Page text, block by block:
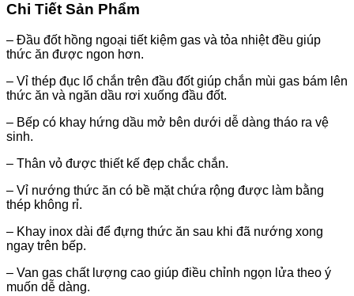
Chi Tiết Sản Phẩm
– Đầu đốt hồng ngoại tiết kiệm gas và tỏa nhiệt đều giúp
thức ăn được ngon hơn.
– Vỉ thép đục lổ chắn trên đầu đốt giúp chắn mùi gas bám lên
thức ăn và ngăn dầu rơi xuống đầu đốt.
– Bếp có khay hứng dầu mở bên dưới dễ dàng tháo ra vệ
sinh.
– Thân vỏ được thiết kế đẹp chắc chắn.
– Vỉ nướng thức ăn có bề mặt chứa rộng được làm bằng
thép không rỉ.
– Khay inox dài để đựng thức ăn sau khi đã nướng xong
ngay trên bếp.
– Van gas chất lượng cao giúp điều chỉnh ngọn lửa theo ý
muốn dễ dàng.